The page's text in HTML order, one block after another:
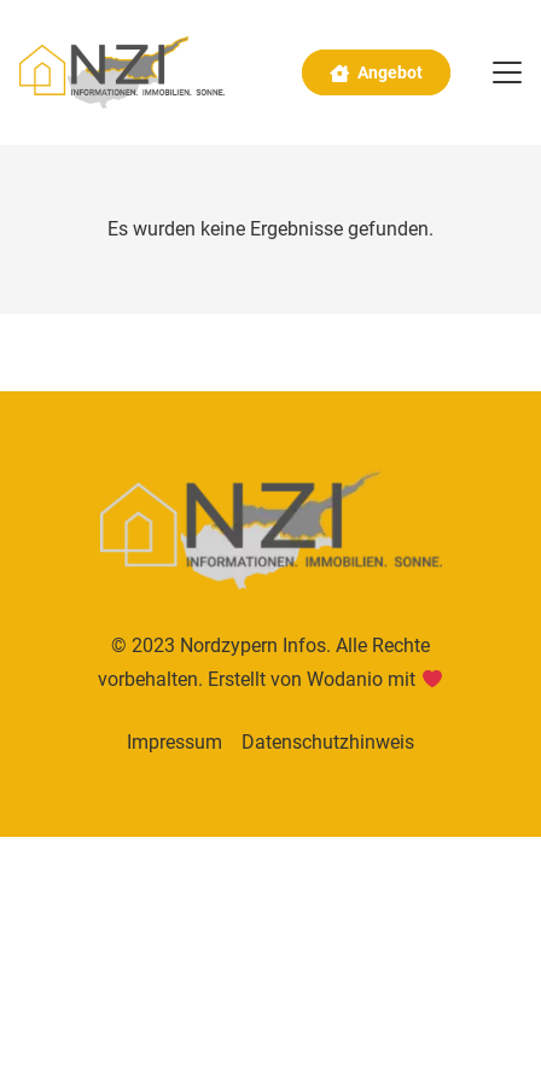
Angebot
Es wurden keine Ergebnisse gefunden.
© 2023 Nordzypern Infos. Alle Rechte
vorbehalten. Erstellt vonWodanio mit
Impressum Datenschutzhinweis